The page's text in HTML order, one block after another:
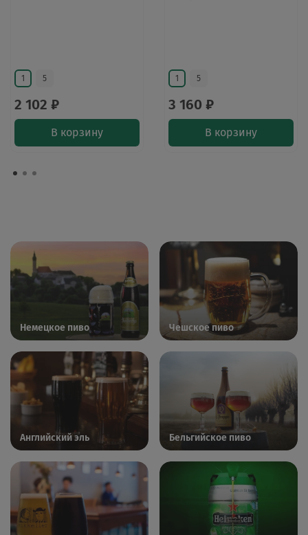
1 5
2 102 ₽
В корзину
1 5
3 160 ₽
В корзину
Немецкое пиво Чешское пиво
Английский эль Бельгийское пиво